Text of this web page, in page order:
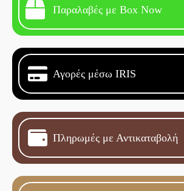
Παραλαβές με Box Now
Αγορές μέσω IRIS
Πληρωμές με Αντικαταβολή